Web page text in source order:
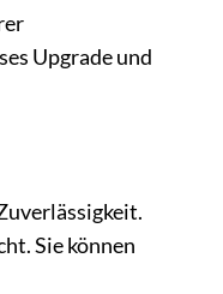
Upgrade und
Sie können